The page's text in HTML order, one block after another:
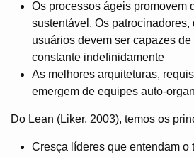
Os processos ágeis promovem
sustentável. Os
usuários devem ser capazes
constante indefinidamente
As melhores arquiteturas,
emergem de equipes auto-
Do Lean (Liker, 2003), temos os
Cresça líderes que entendam o